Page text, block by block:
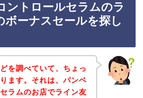
ントロールセラムのラ
ボーナスセールを探し
を調べていて、ちょっ
ます。それは、パンベ
ラムのお店でライン友